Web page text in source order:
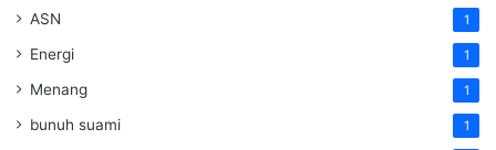
ASN 1
Energi 1
Menang 1
bunuh suami 1